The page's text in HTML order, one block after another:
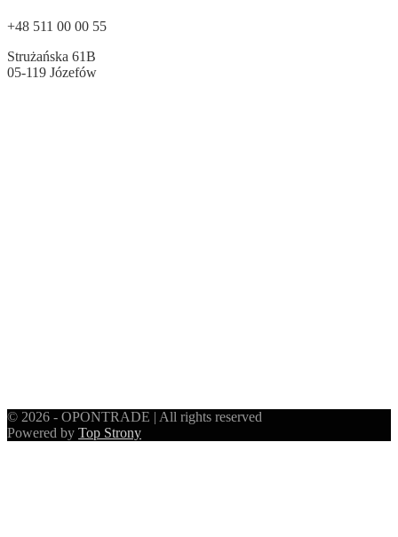
+48 511 00 00 55
Strużańska 61B
05-119 Józefów
© 2026 - OPONTRADE | All rights reserved
Powered by Top Strony